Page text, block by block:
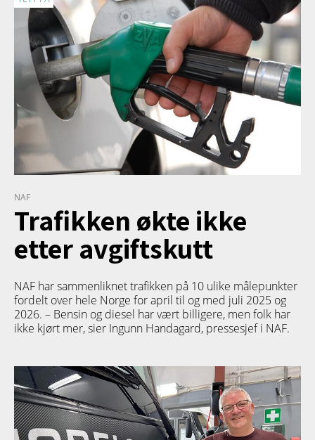
NAF
Trafikken økte ikke
etter avgiftskutt
NAF har sammenliknet trafikken på 10 ulike målepunkter
fordelt over hele Norge for april til og med juli 2025 og
2026. – Bensin og diesel har vært billigere, men folk har
ikke kjørt mer, sier Ingunn Handagard, pressesjef i NAF.
TETT PÅ